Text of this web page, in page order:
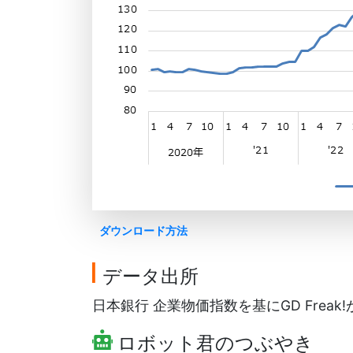
ダウンロード方法
データ出所
日本銀行 企業物価指数を基にGD Freak!
ロボット君のつぶやき